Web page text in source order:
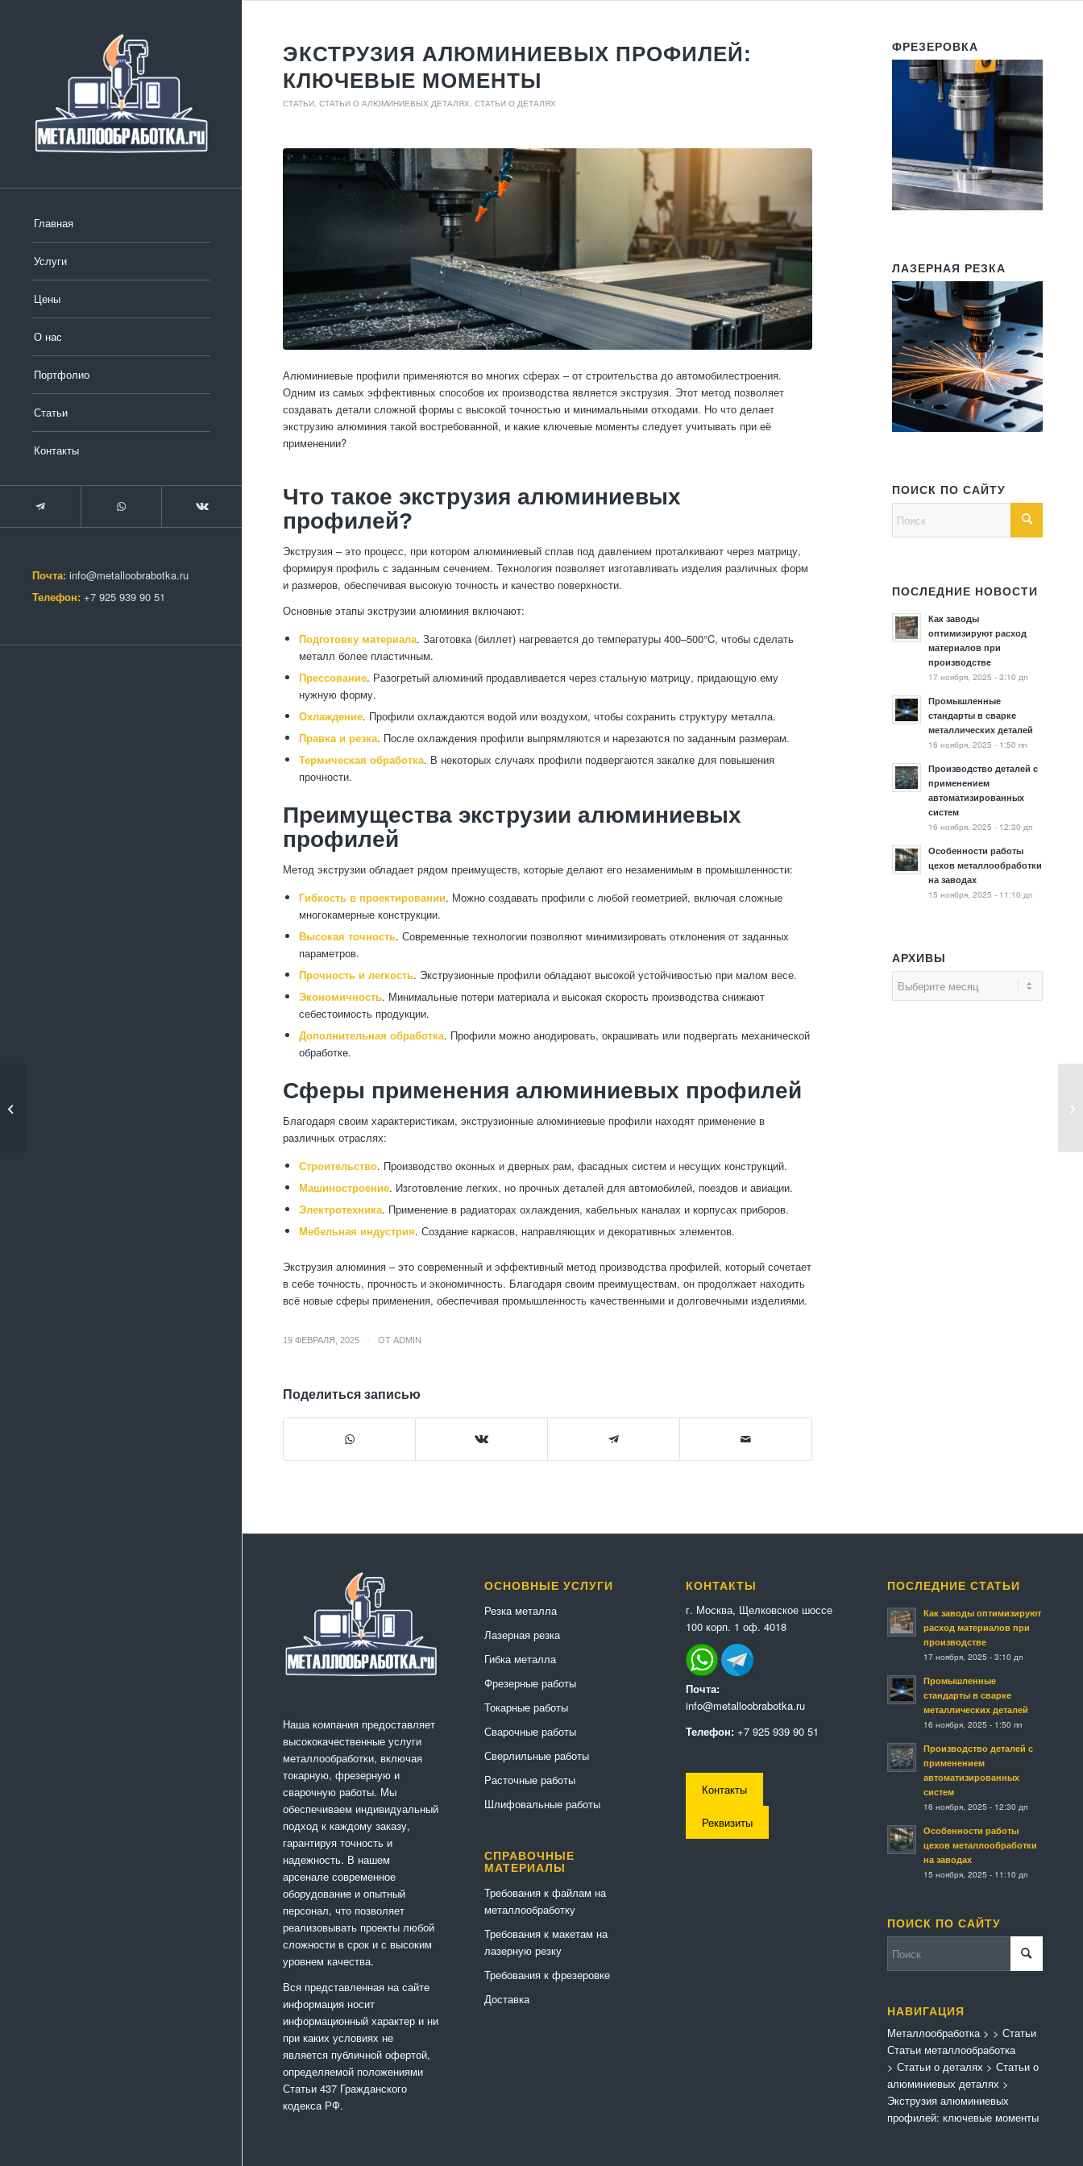
Главная
Услуги
Цены
О нас
Портфолио
Статьи
Контакты
Почта: info@metalloobrabotka.ru
Телефон: +7 925 939 90 51
ЭКСТРУЗИЯ АЛЮМИНИЕВЫХ ПРОФИЛЕЙ:
КЛЮЧЕВЫЕ МОМЕНТЫ
СТАТЬИ СТАТЬИ О АЛЮМИНИЕВЫХ ДЕТАЛЯХ СТАТЬИ О ДЕТАЛЯХ
Алюминиевые профили применяются во многих сферах – от строительства до автомобилестроения.
Одним из самых эффективных способов их производства является экструзия. Этот метод позволяет
создавать детали сложной формы с высокой точностью и минимальными отходами. Но что делает
экструзию алюминия такой востребованной, и какие ключевые моменты следует учитывать при её
применении?
Что такое экструзия алюминиевых
профилей?
Экструзия – это процесс, при котором алюминиевый сплав под давлением проталкивают через матрицу,
формируя профиль с заданным сечением. Технология позволяет изготавливать изделия различных форм
и размеров, обеспечивая высокую точность и качество поверхности.
Основные этапы экструзии алюминия включают:
Подготовку материала. Заготовка (биллет) нагревается до температуры 400–500°C, чтобы сделать
металл более пластичным.
Прессование. Разогретый алюминий продавливается через стальную матрицу, придающую ему
нужную форму.
Охлаждение. Профили охлаждаются водой или воздухом, чтобы сохранить структуру металла.
Правка и резка. После охлаждения профили выпрямляются и нарезаются по заданным размерам.
Термическая обработка. В некоторых случаях профили подвергаются закалке для повышения
прочности.
Преимущества экструзии алюминиевых
профилей
Метод экструзии обладает рядом преимуществ, которые делают его незаменимым в промышленности:
Гибкость в проектировании. Можно создавать профили с любой геометрией, включая сложные
многокамерные конструкции.
Высокая точность. Современные технологии позволяют минимизировать отклонения от заданных
параметров.
Прочность и легкость. Экструзионные профили обладают высокой устойчивостью при малом весе.
Экономичность. Минимальные потери материала и высокая скорость производства снижают
себестоимость продукции.
Дополнительная обработка. Профили можно анодировать, окрашивать или подвергать механической
обработке.
Сферы применения алюминиевых профилей
Благодаря своим характеристикам, экструзионные алюминиевые профили находят применение в
различных отраслях:
Строительство. Производство оконных и дверных рам, фасадных систем и несущих конструкций.
Машиностроение. Изготовление легких, но прочных деталей для автомобилей, поездов и авиации.
Электротехника. Применение в радиаторах охлаждения, кабельных каналах и корпусах приборов.
Мебельная индустрия. Создание каркасов, направляющих и декоративных элементов.
Экструзия алюминия – это современный и эффективный метод производства профилей, который сочетает
в себе точность, прочность и экономичность. Благодаря своим преимуществам, он продолжает находить
всё новые сферы применения, обеспечивая промышленность качественными и долговечными изделиями.
19 ФЕВРАЛЯ, 2025 ОТ ADMIN
Поделиться записью
ФРЕЗЕРОВКА
ЛАЗЕРНАЯ РЕЗКА
ПОИСК ПО САЙТУ
ПОСЛЕДНИЕ НОВОСТИ
Как заводы
оптимизируют расход
материалов при
производстве
17 ноября, 2025 - 3:10 дп
Промышленные
стандарты в сварке
металлических деталей
16 ноября, 2025 - 1:50 пп
Производство деталей с
применением
автоматизированных
систем
16 ноября, 2025 - 12:30 дп
Особенности работы
цехов металлообработки
на заводах
15 ноября, 2025 - 11:10 дп
АРХИВЫ
Наша компания предоставляет
высококачественные услуги
металлообработки, включая
токарную, фрезерную и
сварочную работы. Мы
обеспечиваем индивидуальный
подход к каждому заказу,
гарантируя точность и
надежность. В нашем
арсенале современное
оборудование и опытный
персонал, что позволяет
реализовывать проекты любой
сложности в срок и с высоким
уровнем качества.
Вся представленная на сайте
информация носит
информационный характер и ни
при каких условиях не
является публичной офертой,
определяемой положениями
Статьи 437 Гражданского
кодекса РФ.
ОСНОВНЫЕ УСЛУГИ
Резка металла
Лазерная резка
Гибка металла
Фрезерные работы
Токарные работы
Сварочные работы
Сверлильные работы
Расточные работы
Шлифовальные работы
СПРАВОЧНЫЕ
МАТЕРИАЛЫ
Требования к файлам на
металлообработку
Требования к макетам на
лазерную резку
Требования к фрезеровке
Доставка
КОНТАКТЫ
г. Москва, Щелковское шоссе
100 корп. 1 оф. 4018
Почта:
info@metalloobrabotka.ru
Телефон: +7 925 939 90 51
Контакты
Реквизиты
ПОСЛЕДНИЕ СТАТЬИ
Как заводы оптимизируют
расход материалов при
производстве
17 ноября, 2025 - 3:10 дп
Промышленные
стандарты в сварке
металлических деталей
16 ноября, 2025 - 1:50 пп
Производство деталей с
применением
автоматизированных
систем
16 ноября, 2025 - 12:30 дп
Особенности работы
цехов металлообработки
на заводах
15 ноября, 2025 - 11:10 дп
ПОИСК ПО САЙТУ
НАВИГАЦИЯ
Металлообработка>
Статьи металлообработка
> Статьи
> Статьи о деталях > Статьи о
алюминиевых деталях >
Экструзия алюминиевых
профилей: ключевые моменты